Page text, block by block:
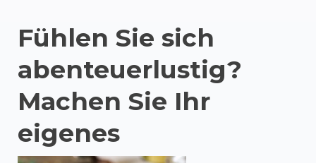
Fühlen Sie sich
abenteuerlustig?
Machen Sie Ihr
eigenes